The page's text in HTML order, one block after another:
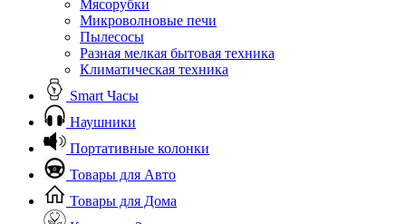
Мясорубки
Микроволновые печи
Пылесосы
Разная мелкая бытовая техника
Климатическая техника
Smart Часы
Наушники
Портативные колонки
Товары для Авто
Товары для Дома